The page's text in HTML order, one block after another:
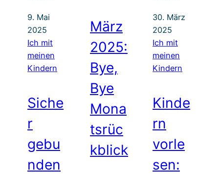
9. Mai
2025
Ich mit
meinen
Kindern
Siche
r
gebu
nden
März
2025:
Bye,
Bye
Mona
tsrüc
kblick
30. März
2025
Ich mit
meinen
Kindern
Kinde
rn
vorle
sen: